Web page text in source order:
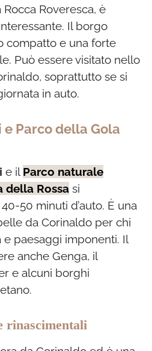
Roveresca, è
Il borgo
compatto e una forte
Può essere visitato nello
soprattutto se si
in auto.
Parco della Gola
e il Parco naturale
della Rossa si
50 minuti d’auto. È una
da Corinaldo per chi
paesaggi imponenti. Il
anche Genga, il
e alcuni borghi
rinascimentali